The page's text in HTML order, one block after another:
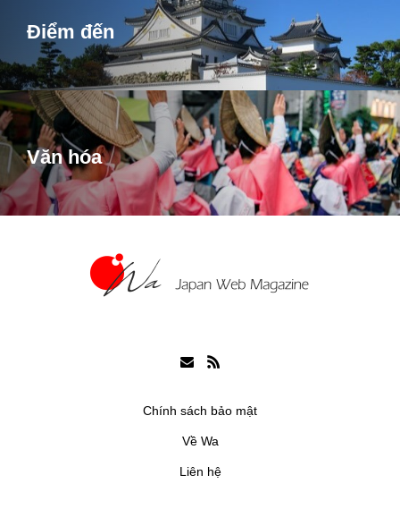
Điểm đến
Văn hóa
Chính sách bảo mật
Về Wa
Liên hệ